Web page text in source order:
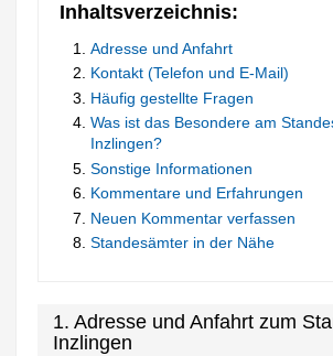
Inhaltsverzeichnis:
Adresse und Anfahrt
Kontakt (Telefon und E-Mail)
Häufig gestellte Fragen
Was ist das Besondere am
Inzlingen?
Sonstige Informationen
Kommentare und Erfahrungen
Neuen Kommentar verfassen
Standesämter in der Nähe
1. Adresse und Anfahrt zum
Inzlingen